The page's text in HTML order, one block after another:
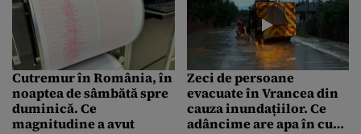
Cutremur în România, în
noaptea de sâmbătă spre
duminică. Ce
magnitudine a avut
Zeci de persoane
evacuate în Vrancea din
cauza inundațiilor. Ce
adâncime are apa în curți